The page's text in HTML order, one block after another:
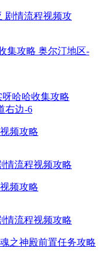
集攻略 奥尔汀地区-
频攻略
频攻略
之神殿前置任务攻略